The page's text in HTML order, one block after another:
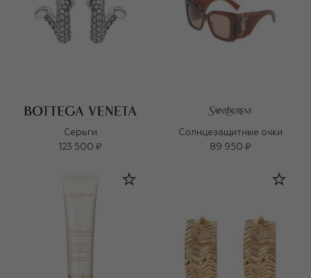
Серьги
123 500 ₽
Солнцезащитные очки
89 950 ₽